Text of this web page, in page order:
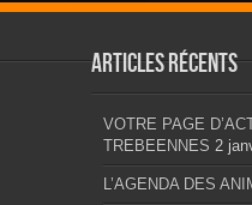
Articles récents
VOTRE PAGE
TREBEENNES 2
L’AGENDA DES